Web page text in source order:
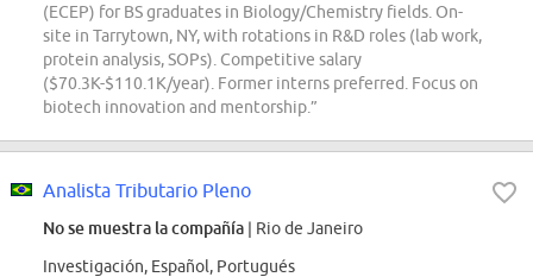
(ECEP) for BS graduates in Biology/Chemistry fields. On-
site in Tarrytown, NY, with rotations in R&D roles (lab work,
protein analysis, SOPs). Competitive salary
($70.3K-$110.1K/year). Former interns preferred. Focus on
biotech innovation and mentorship.”
Analista Tributario Pleno
No se muestra la compañía | Rio de Janeiro
Investigación, Español, Portugués